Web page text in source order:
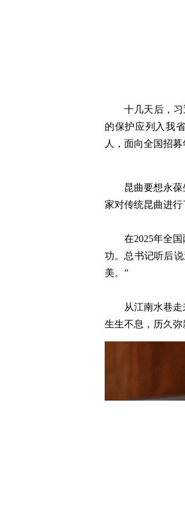
十几天后，
的保护应列入我
人，面向全国招募
昆曲要想永
家对传统昆曲进行
在2025年全
功。总书记听后
美。”
从江南水巷
生生不息，历久弥